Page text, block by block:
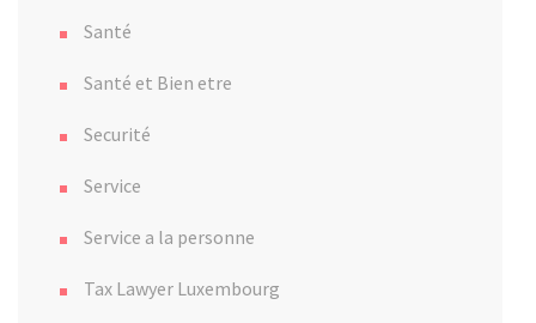
Santé
Santé et Bien etre
Securité
Service
Service a la personne
Tax Lawyer Luxembourg